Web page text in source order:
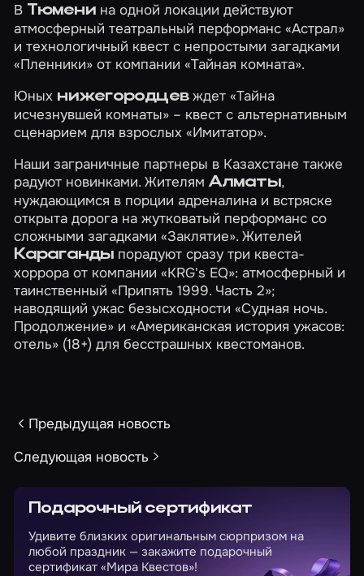
В Тюменина одной локации действуют
атмосферный театральный перформанс«Астрал»
и технологичный квест с непростыми загадками
«Пленники» от компании «Тайная комната».
Юных нижегородцевждет«Тайна
исчезнувшей комнаты» – квест с альтернативным
сценарием для взрослых«Имитатор».
Наши заграничные партнеры в Казахстане также
радуют новинками. ЖителямАлматы,
нуждающимся в порции адреналина и встряске
открыта дорога на жутковатый перформанс со
сложными загадками«Заклятие». Жителей
Караганды порадуют сразу три квеста-
хоррора от компании «KRG's EQ»: атмосферный и
таинственный«Припять 1999. Часть 2»;
наводящий ужас безысходности«Судная ночь.
Продолжение» и«Американская история ужасов:
отель» (18+) для бесстрашных квестоманов.
Предыдущая новость
Следующая новость
Подарочный сертификат
Удивите близких оригинальным сюрпризом на
любой праздник — закажите подарочный
сертификат «Мира Квестов»!